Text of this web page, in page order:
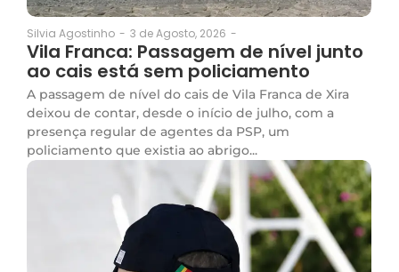
Silvia Agostinho - 3 de Agosto, 2026 -
Vila Franca: Passagem de nível junto
ao cais está sem policiamento
A passagem de nível do cais de Vila Franca de Xira
deixou de contar, desde o início de julho, com a
presença regular de agentes da PSP, um
policiamento que existia ao abrigo...